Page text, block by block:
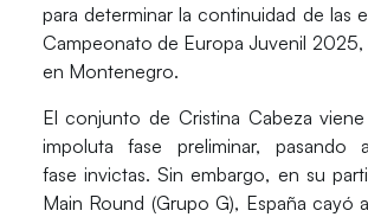
para determinar la continuidad de las
Campeonato de Europa Juvenil 2025,
en Montenegro.
El conjunto de Cristina Cabeza
impoluta fase preliminar, pasando
fase invictas. Sin embargo, en su
Main Round (Grupo G), España cayó